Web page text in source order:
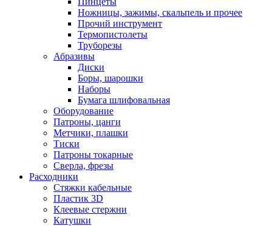
Ножницы, зажимы, скальпель и прочее
Прочий инструмент
Термопистолеты
Труборезы
Абразивы
Диски
Боры, шарошки
Наборы
Бумага шлифовальная
Оборудование
Патроны, цанги
Метчики, плашки
Тиски
Патроны токарные
Сверла, фрезы
Расходники
Стяжки кабельные
Пластик 3D
Клеевые стержни
Катушки